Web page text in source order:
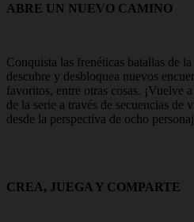
ABRE UN NUEVO CAMINO
Conquista las frenéticas batallas de
descubre y desbloquea nuevos
favoritos, entre otras cosas. ¡Vuelve
de la serie a través de secuencias de
desde la perspectiva de ocho
CREA, JUEGA Y COMPARTE